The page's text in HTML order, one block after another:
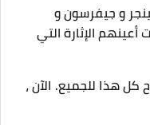
و جيفرسون و
أعينهم الإثارة التي
هذا للجميع. الآن ،